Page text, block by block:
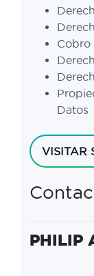
Cobro
Datos
VISITAR
PHILIP